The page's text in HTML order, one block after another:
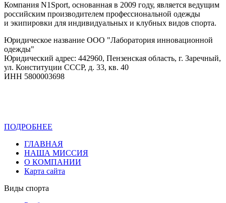
Компания N1Sport, основанная в 2009 году, является ведущим
российским производителем профессиональной одежды
и экипировки для индивидуальных и клубных видов спорта.
Юридическое название ООО "Лаборатория инновационной
одежды"
Юридический адрес: 442960, Пензенская область, г. Заречный,
ул. Конституции СССР, д. 33, кв. 40
ИНН 5800003698
ПОДРОБНЕЕ
ГЛАВНАЯ
НАША МИССИЯ
О КОМПАНИИ
Карта сайта
Виды спорта